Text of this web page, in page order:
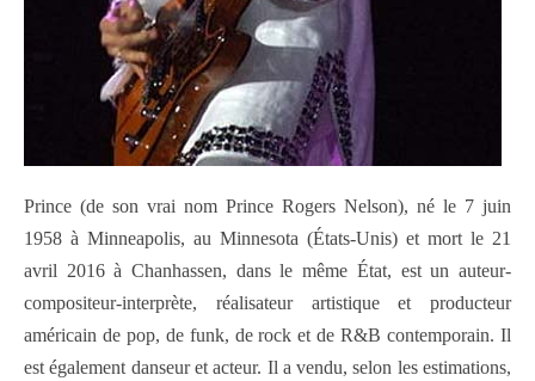
Prince (de son vrai nom Prince Rogers Nelson), né le 7 juin
1958 à Minneapolis, au Minnesota (États-Unis) et mort le 21
avril 2016 à Chanhassen, dans le même État, est un auteur-
compositeur-interprète, réalisateur artistique et producteur
américain de pop, de funk, de rock et de R&B contemporain. Il
est également danseur et acteur. Il a vendu, selon les estimations,